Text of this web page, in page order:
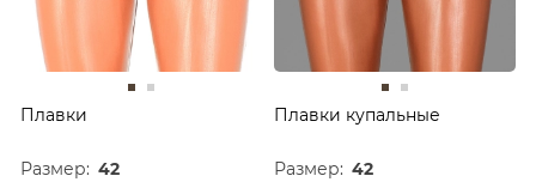
Плавки
Размер: 42
Плавки купальные
Размер: 42